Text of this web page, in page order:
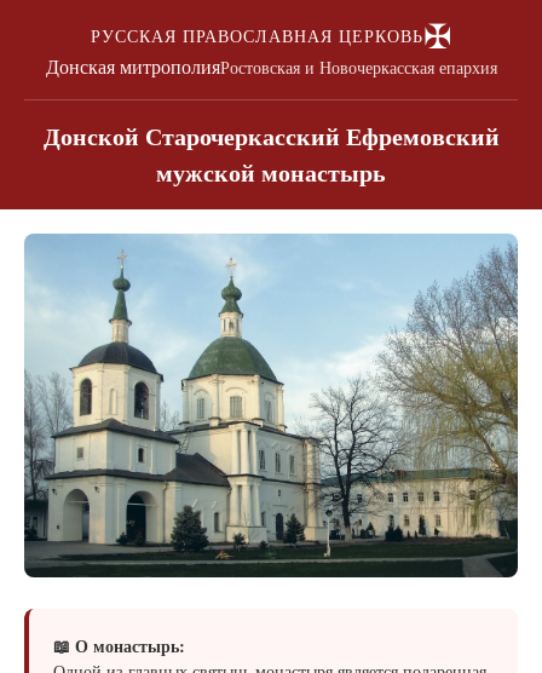
РУССКАЯ ПРАВОСЛАВНАЯ ЦЕРКОВЬ✠
Донская митрополияРостовская и Новочеркасская епархия
Донской Старочеркасский Ефремовский
мужской монастырь
📖 О монастырь: